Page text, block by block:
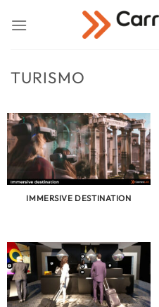
TURISMO
IMMERSIVE DESTINATION